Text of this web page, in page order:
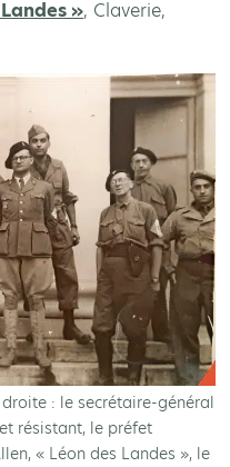
», Claverie,
: le secrétaire-général
résistant, le préfet
« Léon des Landes », le